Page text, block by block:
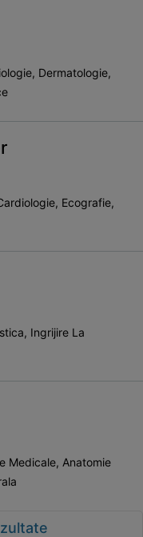
Dermatologie,
Ecografie,
Ingrijire La
Medicale, Anatomie